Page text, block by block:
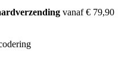
vanaf € 79,90